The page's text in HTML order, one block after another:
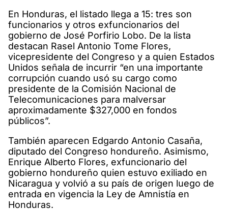
En Honduras, el listado llega a 15: tres son
funcionarios y otros exfuncionarios del
gobierno de José Porfirio Lobo. De la lista
destacan Rasel Antonio Tome Flores,
vicepresidente del Congreso y a quien Estados
Unidos señala de incurrir “en una importante
corrupción cuando usó su cargo como
presidente de la Comisión Nacional de
Telecomunicaciones para malversar
aproximadamente $327,000 en fondos
públicos”.
También aparecen Edgardo Antonio Casaña,
diputado del Congreso hondureño. Asimismo,
Enrique Alberto Flores, exfuncionario del
gobierno hondureño quien estuvo exiliado en
Nicaragua y volvió a su país de origen luego de
entrada en vigencia la Ley de Amnistía en
Honduras.